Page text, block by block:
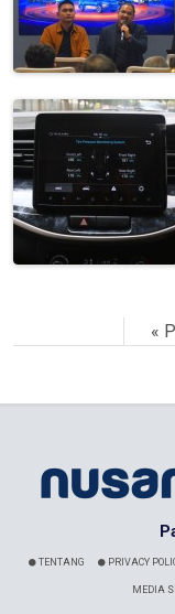
«
TENTANG PRIVACY
MEDIA